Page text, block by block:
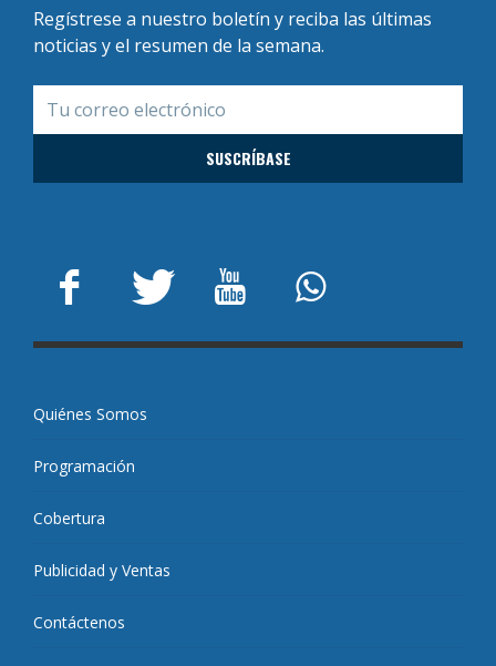
Regístrese a nuestro boletín y reciba las últimas
noticias y el resumen de la semana.
Quiénes Somos
Programación
Cobertura
Publicidad y Ventas
Contáctenos